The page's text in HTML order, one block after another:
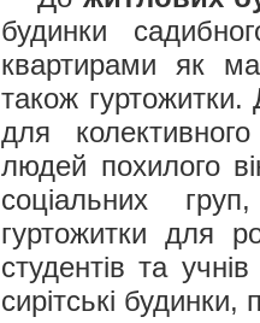
будинки
квартирами як
також гуртожитки.
для
людей похилого
соціальних
гуртожитки для
студентів та
сирітські